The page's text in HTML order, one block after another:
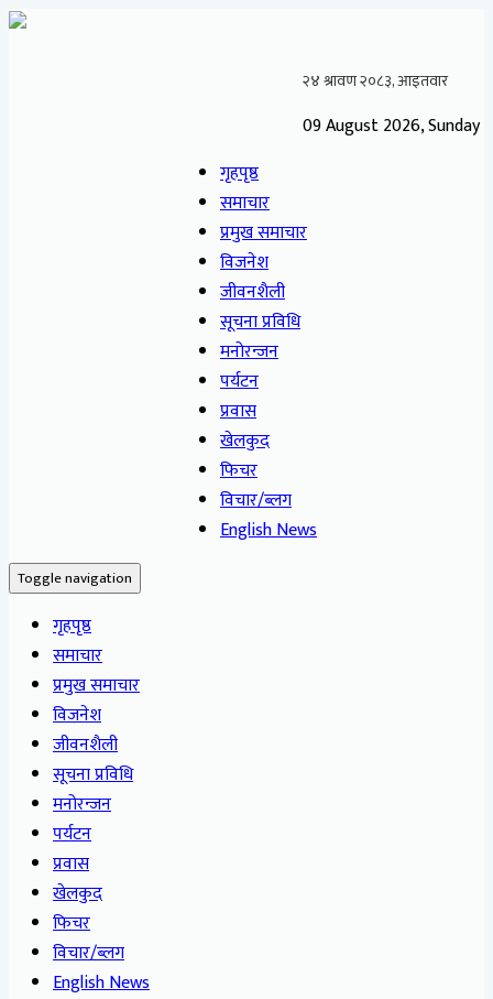
09 August 2026, Sunday
गृहपृष्ठ
समाचार
प्रमुख समाचार
विजनेश
जीवनशैली
सूचना प्रविधि
मनोरन्जन
पर्यटन
प्रवास
खेलकुद
फिचर
विचार/ब्लग
English News
Toggle navigation
गृहपृष्ठ
समाचार
प्रमुख समाचार
विजनेश
जीवनशैली
सूचना प्रविधि
मनोरन्जन
पर्यटन
प्रवास
खेलकुद
फिचर
विचार/ब्लग
English News